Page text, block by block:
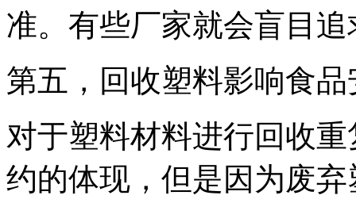
准。有些厂家就会盲目
第五，回收塑料影响食品
对于塑料材料进行回收
约的体现，但是因为废